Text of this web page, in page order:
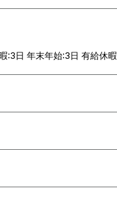
日 年末年始:3日 有給休暇